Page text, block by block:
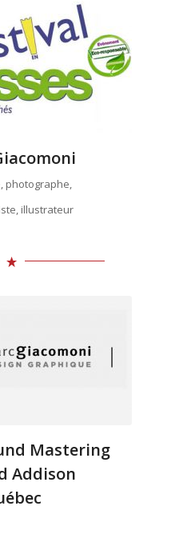
photographe,
illustrateur
Mastering
Addison